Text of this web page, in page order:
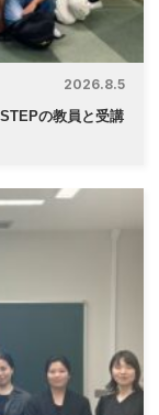
2026.8.5
の教員と受講